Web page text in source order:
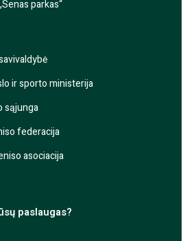
parkas“
ir sporto ministerija
sąjunga
federacija
asociacija
paslaugas?